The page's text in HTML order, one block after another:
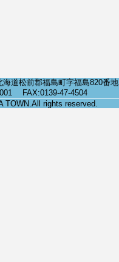
道松前郡福島町字福島820番地
FAX:0139-47-4504
TOWN.All rights reserved.